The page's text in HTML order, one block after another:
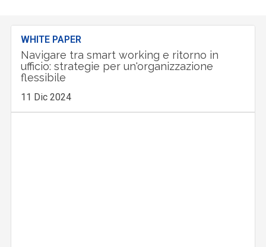
WHITE PAPER
Navigare tra smart working e ritorno in
ufficio: strategie per un'organizzazione
flessibile
11 Dic 2024